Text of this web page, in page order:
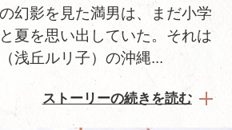
幻影を見た満男は、まだ小学
夏を思い出していた。それは
浅丘ルリ子）の沖縄...
ストーリーの続きを読む